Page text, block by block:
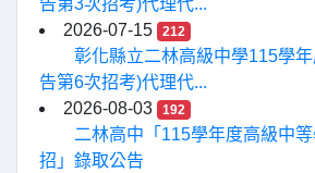
告第3次招考)代理代...
2026-07-15
212
彰化縣立二林高級中學115學
告第6次招考)代理代...
2026-08-03
192
二林高中「115學年度高級中
招」錄取公告